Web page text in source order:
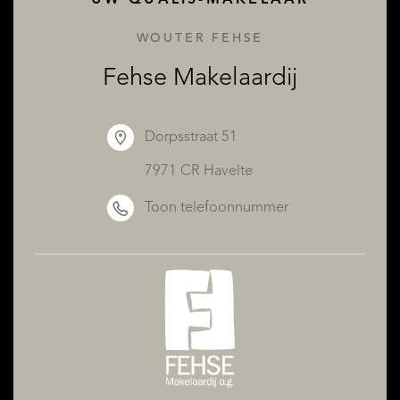
WOUTER FEHSE
Fehse Makelaardij
Dorpsstraat 51
7971 CR Havelte
Toon telefoonnummer